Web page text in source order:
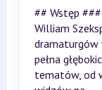
## Wstęp
William
dramaturgów
pełna
tematów, od